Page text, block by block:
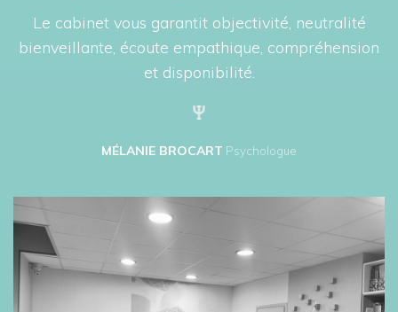
Le cabinet vous garantit objectivité, neutralité
bienveillante, écoute empathique, compréhension
et disponibilité.
MÉLANIE BROCART Psychologue